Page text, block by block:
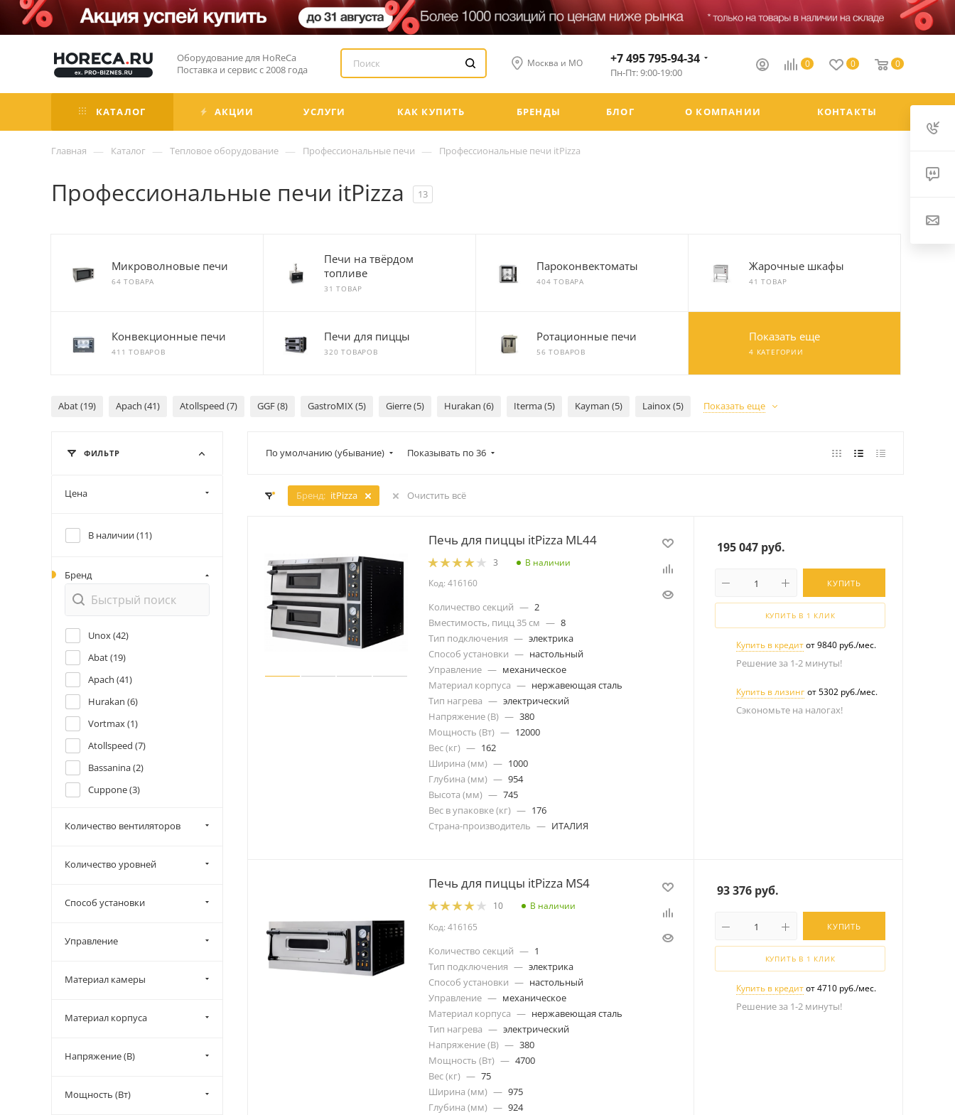
Оборудование для HoReCa
Поставка и сервис с 2008 года
Москва и МО 0 0 0
+7 495 795-94-34
Пн-Пт: 9:00-19:00
КАТАЛОГ АКЦИИ УСЛУГИ КАК КУПИТЬ БРЕНДЫ БЛОГ О КОМПАНИИ КОНТАКТЫ
Главная — Каталог — Тепловое оборудование — Профессиональные печи — Профессиональные печи itPizza
Профессиональные печи itPizza 13
Микроволновые печи
64 ТОВАРА
Печи на твёрдом
топливе
31 ТОВАР
Пароконвектоматы
404 ТОВАРА
Жарочные шкафы
41 ТОВАР
Конвекционные печи
411 ТОВАРОВ
Печи для пиццы
320 ТОВАРОВ
Ротационные печи
56 ТОВАРОВ
Показать еще
4 КАТЕГОРИИ
Abat (19) Apach (41) Atollspeed (7) GGF (8) GastroMIX (5) Gierre (5) Hurakan (6) Iterma (5) Kayman (5) Lainox (5) Показать еще
По умолчанию (убывание) Показывать по 36
Бренд: itPizza Очистить всё
Печь для пиццы itPizza ML44
3
В наличии
Код: 416160
Количество секций — 2
Вместимость, пицц 35 см — 8
Тип подключения — электрика
Способ установки — настольный
Управление — механическое
Материал корпуса — нержавеющая сталь
Тип нагрева — электрический
Напряжение (В) — 380
Мощность (Вт) — 12000
Вес (кг) — 162
Ширина (мм) — 1000
Глубина (мм) — 954
Высота (мм) — 745
Вес в упаковке (кг) — 176
Страна-производитель — ИТАЛИЯ
195 047 руб.
КУПИТЬ
КУПИТЬ В 1 КЛИК
Купить в кредитот 9840 руб./мес.
Решение за 1-2 минуты!
Купить в лизинг от 5302 руб./мес.
Сэкономьте на налогах!
Печь для пиццы itPizza MS4
10
В наличии
Код: 416165
Количество секций — 1
Тип подключения — электрика
Способ установки — настольный
Управление — механическое
Материал корпуса — нержавеющая сталь
Тип нагрева — электрический
Напряжение (В) — 380
Мощность (Вт) — 4700
Вес (кг) — 75
Ширина (мм) — 975
Глубина (мм) — 924
93 376 руб.
КУПИТЬ
КУПИТЬ В 1 КЛИК
Купить в кредитот 4710 руб./мес.
Решение за 1-2 минуты!
ФИЛЬТР
Цена
В наличии (11)
Бренд
Unox (42)
Abat (19)
Apach (41)
Hurakan (6)
Vortmax (1)
Atollspeed (7)
Bassanina (2)
Cuppone (3)
FM (1)
Gierre (5)
Iterma (
Josper (
Lainox (5)
Nopein (5)
Количество вентиляторов
Количество уровней
Способ установки
Управление
Материал камеры
Материал корпуса
Напряжение (В)
Мощность (Вт)